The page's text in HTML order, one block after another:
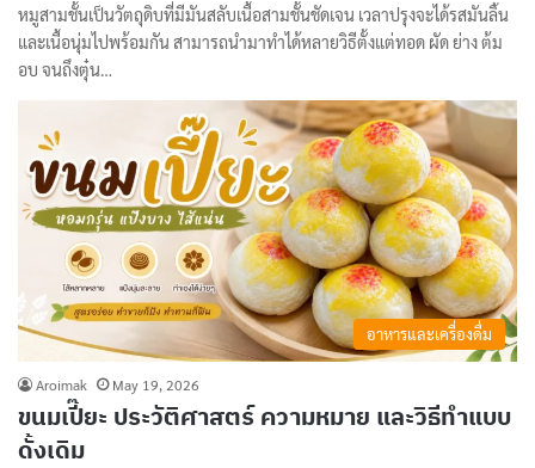
หมูสามชั้นเป็นวัตถุดิบที่มีมันสลับเนื้อสามชั้นชัดเจน เวลาปรุงจะได้รสมันลิ้น
และเนื้อนุ่มไปพร้อมกัน สามารถนำมาทำได้หลายวิธีตั้งแต่ทอด ผัด ย่าง ต้ม
อบ จนถึงตุ๋น…
อาหารและเครื่องดื่ม
Aroimak May 19, 2026
ขนมเปี๊ยะ ประวัติศาสตร์ ความหมาย และวิธีทำแบบ
ดั้งเดิม